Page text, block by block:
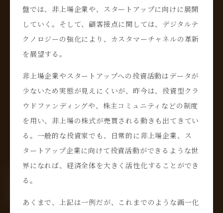
盤では、非上場企業や、スタートアップに向けに展開
していく。そして、顧客接点に関しては、デジタルテ
クノロジーの強化により、カスタマーチャネルの革新
を展望する。
非上場企業やスタートアップへの投資活動はデータが
少ないため実態が見えにくいが、昨今は、投資型クラ
ウドファンディングや、株主コミュニティなどの制度
を用い、非上場の株式が売買される動きも出てきてい
る。一般的な投資家でも、日常的に非上場企業、ス
タートアップ企業に向けて投資活動ができるような世
界になれば、経済全体を大きく活性化することができ
る。
あくまで、上記は一例だが、これまでのような画一化